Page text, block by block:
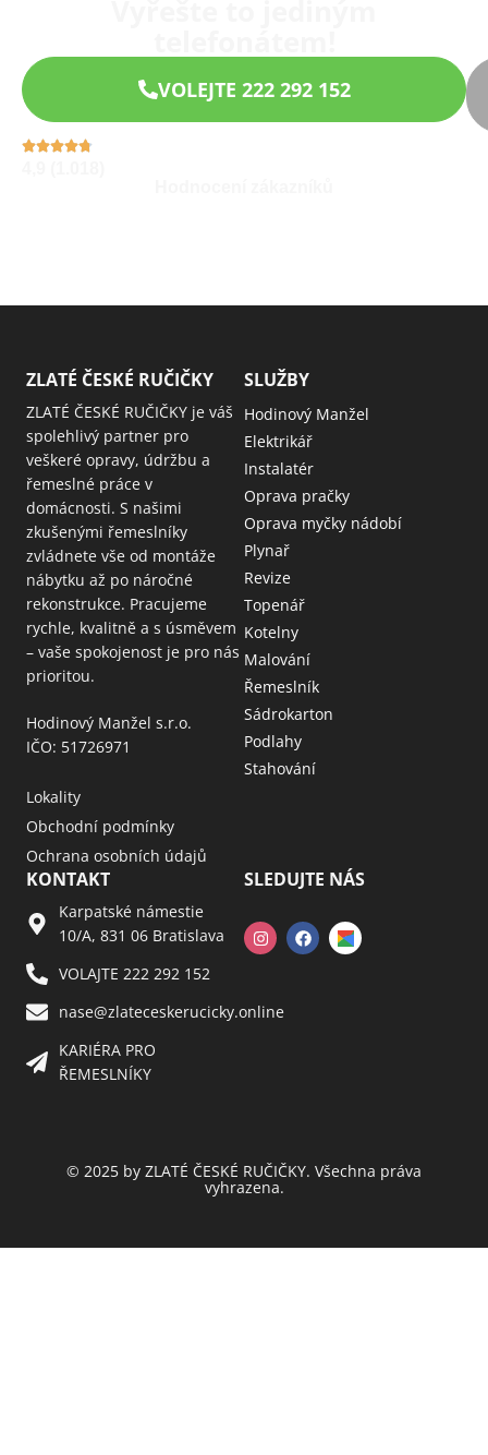
VOLEJTE 222 292 152
ZLATÉ ČESKÉ RUČIČKY
ZLATÉ ČESKÉ RUČIČKY je váš
spolehlivý partner pro
veškeré opravy, údržbu a
řemeslné práce v
domácnosti. S našimi
zkušenými řemeslníky
zvládnete vše od montáže
nábytku až po náročné
rekonstrukce. Pracujeme
rychle, kvalitně a s úsměvem
– vaše spokojenost je pro nás
prioritou.
Hodinový Manžel s.r.o.
IČO: 51726971
Lokality
Obchodní podmínky
Ochrana osobních údajů
SLUŽBY
Hodinový Manžel
Elektrikář
Instalatér
Oprava pračky
Oprava myčky nádobí
Plynař
Revize
Topenář
Kotelny
Malování
Řemeslník
Sádrokarton
Podlahy
Stahování
KONTAKT
Karpatské námestie
10/A, 831 06 Bratislava
VOLAJTE 222 292 152
nase@zlateceskerucicky.online
KARIÉRA PRO
ŘEMESLNÍKY
SLEDUJTE NÁS
© 2025 by ZLATÉ ČESKÉ RUČIČKY. Všechna práva
vyhrazena.